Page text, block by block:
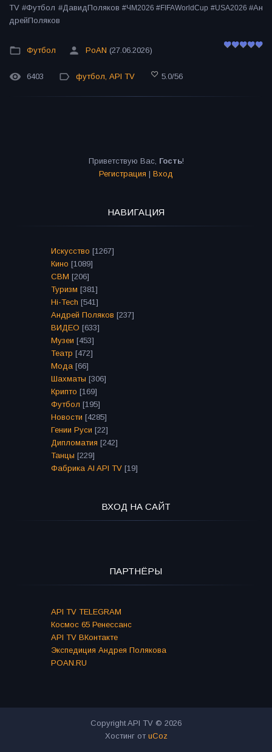
TV #Футбол #ДавидПоляков #ЧМ2026 #FIFAWorldCup #USA2026 #Ан
дрейПоляков
Футбол PoAN (27.06.2026)
6403 футбол, API TV 5.0/56
Приветствую Вас, Гость!
Регистрация | Вход
НАВИГАЦИЯ
Искусство [1267]
Кино [1089]
СВМ [206]
Туризм [381]
Hi-Tech [541]
Андрей Поляков [237]
ВИДЕО [633]
Музеи [453]
Театр [472]
Мода [66]
Шахматы [306]
Крипто [169]
Футбол [195]
Новости [4285]
Гении Руси [22]
Дипломатия [242]
Танцы [229]
Фабрика AI API TV [19]
ВХОД НА САЙТ
ПАРТНЁРЫ
API TV TELEGRAM
Космос 65 Ренессанс
API TV ВКонтакте
Экспедиция Андрея Полякова
POAN.RU
Copyright API TV © 2026
Хостинг от uCoz